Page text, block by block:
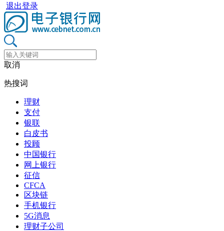
退出登录
取消
热搜词
理财
支付
银联
白皮书
投顾
中国银行
网上银行
征信
CFCA
区块链
手机银行
5G消息
理财子公司